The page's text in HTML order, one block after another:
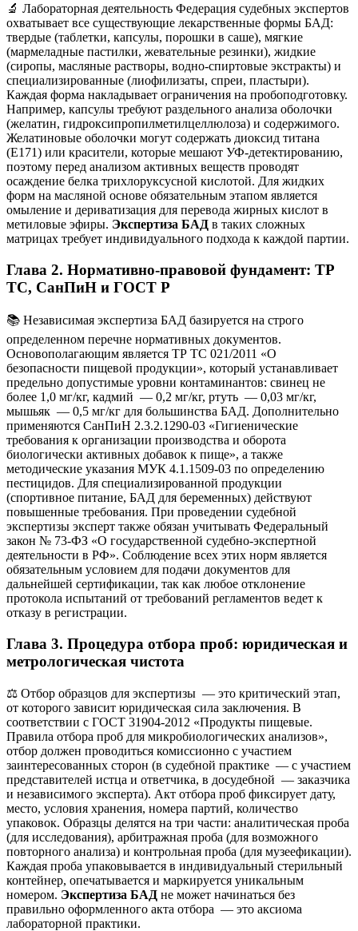
🔬 Лабораторная деятельность Федерация судебных экспертов
охватывает все существующие лекарственные формы БАД:
твердые (таблетки, капсулы, порошки в саше), мягкие
(мармеладные пастилки, жевательные резинки), жидкие
(сиропы, масляные растворы, водно-спиртовые экстракты) и
специализированные (лиофилизаты, спреи, пластыри).
Каждая форма накладывает ограничения на пробоподготовку.
Например, капсулы требуют раздельного анализа оболочки
(желатин, гидроксипропилметилцеллюлоза) и содержимого.
Желатиновые оболочки могут содержать диоксид титана
(Е171) или красители, которые мешают УФ-детектированию,
поэтому перед анализом активных веществ проводят
осаждение белка трихлоруксусной кислотой. Для жидких
форм на масляной основе обязательным этапом является
омыление и дериватизация для перевода жирных кислот в
метиловые эфиры. Экспертиза БАД в таких сложных
матрицах требует индивидуального подхода к каждой партии.
Глава 2. Нормативно-правовой фундамент: ТР
ТС, СанПиН и ГОСТ Р
📚 Независимая экспертиза БАД базируется на строго
определенном перечне нормативных документов.
Основополагающим является ТР ТС 021/2011 «О
безопасности пищевой продукции», который устанавливает
предельно допустимые уровни контаминантов: свинец не
более 1,0 мг/кг, кадмий — 0,2 мг/кг, ртуть — 0,03 мг/кг,
мышьяк — 0,5 мг/кг для большинства БАД. Дополнительно
применяются СанПиН 2.3.2.1290-03 «Гигиенические
требования к организации производства и оборота
биологически активных добавок к пище», а также
методические указания МУК 4.1.1509-03 по определению
пестицидов. Для специализированной продукции
(спортивное питание, БАД для беременных) действуют
повышенные требования. При проведении судебной
экспертизы эксперт также обязан учитывать Федеральный
закон № 73-ФЗ «О государственной судебно-экспертной
деятельности в РФ». Соблюдение всех этих норм является
обязательным условием для подачи документов для
дальнейшей сертификации, так как любое отклонение
протокола испытаний от требований регламентов ведет к
отказу в регистрации.
Глава 3. Процедура отбора проб: юридическая и
метрологическая чистота
⚖️ Отбор образцов для экспертизы — это критический этап,
от которого зависит юридическая сила заключения. В
соответствии с ГОСТ 31904-2012 «Продукты пищевые.
Правила отбора проб для микробиологических анализов»,
отбор должен проводиться комиссионно с участием
заинтересованных сторон (в судебной практике — с участием
представителей истца и ответчика, в досудебной — заказчика
и независимого эксперта). Акт отбора проб фиксирует дату,
место, условия хранения, номера партий, количество
упаковок. Образцы делятся на три части: аналитическая проба
(для исследования), арбитражная проба (для возможного
повторного анализа) и контрольная проба (для музеефикации).
Каждая проба упаковывается в индивидуальный стерильный
контейнер, опечатывается и маркируется уникальным
номером. Экспертиза БАД не может начинаться без
правильно оформленного акта отбора — это аксиома
лабораторной практики.